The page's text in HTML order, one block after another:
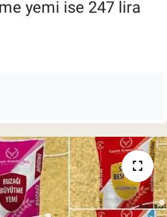
yemi ise 247 lira